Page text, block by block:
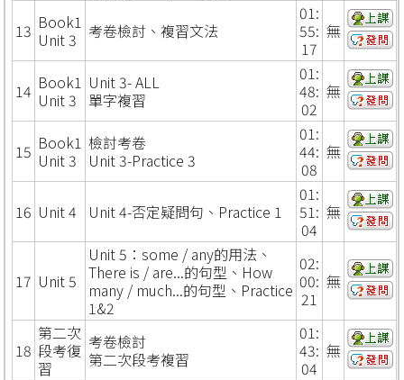
13 Book1
Unit 3
考卷檢討、複習文法
01:
55:
17
無
14 Book1
Unit 3
Unit 3- ALL
單字複習
01:
48:
02
無
15 Book1
Unit 3
檢討考卷
Unit 3-Practice 3
01:
44:
08
無
16 Unit 4 Unit 4-否定疑問句、Practice 1
01:
51:
04
無
17 Unit 5
Unit 5：some / any的用法、
There is / are...的句型、How
many / much...的句型、Practice
1&2
02:
00:
21
無
18
第二次
段考復
習
考卷檢討
第二次段考複習
01:
43:
04
無